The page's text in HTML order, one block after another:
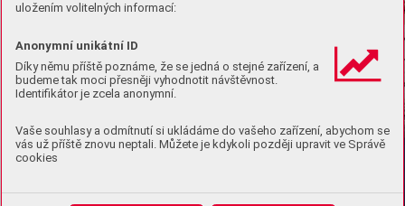
uložením volitelných informací:
Anonymní unikátní ID
Díky němu příště poznáme, že se jedná o stejné zařízení, a
budeme tak moci přesněji vyhodnotit návštěvnost.
Identifikátor je zcela anonymní.
Vaše souhlasy a odmítnutí si ukládáme do vašeho zařízení, abychom se
vás už příště znovu neptali. Můžete je kdykoli později upravit ve Správě
cookies